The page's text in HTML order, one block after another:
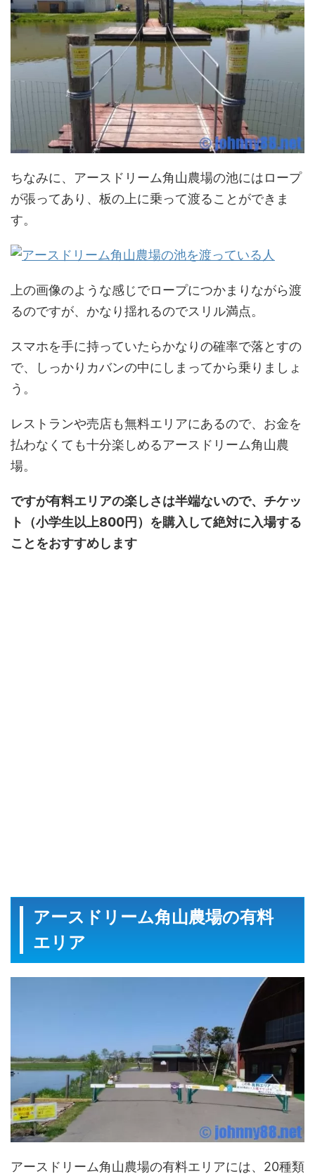
ちなみに、アースドリーム角山農場の池にはロープ
が張ってあり、板の上に乗って渡ることができま
す。
上の画像のような感じでロープにつかまりながら渡
るのですが、かなり揺れるのでスリル満点。
スマホを手に持っていたらかなりの確率で落とすの
で、しっかりカバンの中にしまってから乗りましょ
う。
レストランや売店も無料エリアにあるので、お金を
払わなくても十分楽しめるアースドリーム角山農
場。
ですが有料エリアの楽しさは半端ないので、チケッ
ト（小学生以上800円）を購入して絶対に入場する
ことをおすすめします
アースドリーム角山農場の有料
エリア
アースドリーム角山農場の有料エリアには、20種類